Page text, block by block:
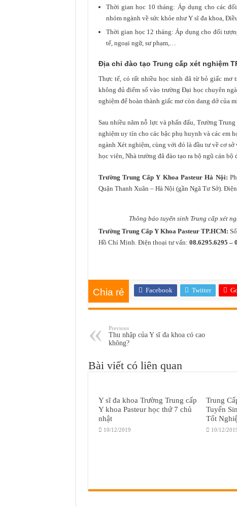
Thời gian học 10 tháng: Áp dụng cho các
nhóm ngành về sức khỏe như Y sĩ đa khoa,
Thời gian học 12 tháng: Áp dụng cho đối
tế, ngoại ngữ, sư phạm,…
Địa chỉ đào tạo Trung cấp xét nghiệm
Thực tế, có rất nhiều học sinh đã từ bỏ giấc
không đủ điểm số vào trường Đại học chuyên
nghiệm để hoàn thành giấc mơ còn dang dở của
Sau nhiều năm nỗ lực và phấn đấu, Trường
nghiệm uy tín cho các bậc phụ huynh và các em
ngành Xét nghiệm, cùng với đó là đầu tư về cơ
học viên, Nhà trường đã đào tạo ra bộ ngũ cán bộ
Trường Trung Cấp Y Khoa Pasteur Hà Nội:
Quận Thanh Xuân – Hà Nội (gần Ngã Tư Sở).
Thông báo tuyển sinh Trung cấp xét
Trường Trung Cấp Y Khoa Pasteur TP.HCM:
Hồ Chí Minh. Điện thoại tư vấn: 08.6295.6295 –
Chia rẻ Facebook Twitter
Previous
Thu nhập của Y sĩ đa khoa có cao
không?
Bài viết có liên quan
Y sĩ đa khoa Trường Trung cấp
Y khoa Pasteur học thứ 7 chủ
nhật
10/12/2019
Trung
Tuyển
Tốt
10/12/